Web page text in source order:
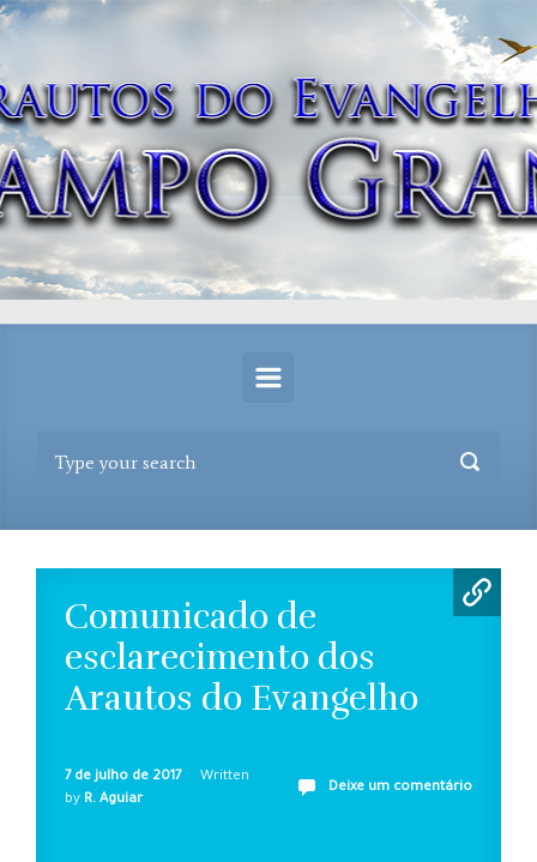
Skip to main content
Comunicado de
esclarecimento dos
Arautos do Evangelho
7 de julho de 2017
Written
by R. Aguiar
Deixe um comentário